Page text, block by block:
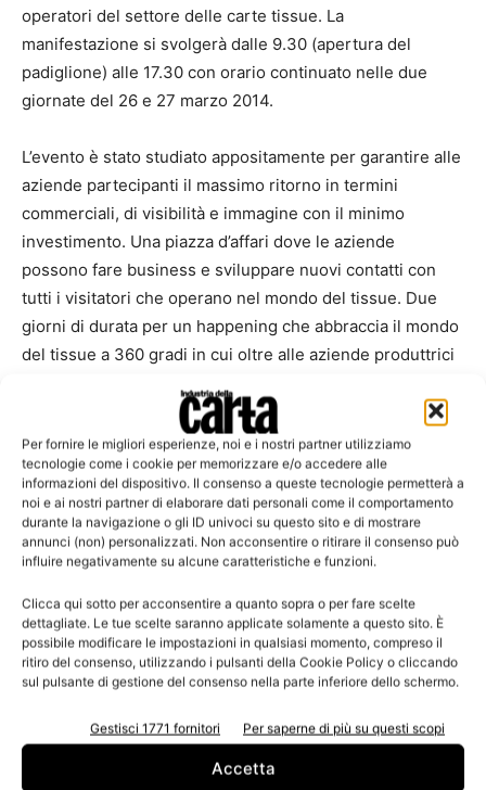
Per fornire le migliori esperienze, noi e i nostri partner utilizziamo
tecnologie come i cookie per memorizzare e/o accedere alle
informazioni del dispositivo. Il consenso a queste tecnologie permetterà a
noi e ai nostri partner di elaborare dati personali come il comportamento
durante la navigazione o gli ID univoci su questo sito e di mostrare
annunci (non) personalizzati. Non acconsentire o ritirare il consenso può
influire negativamente su alcune caratteristiche e funzioni.
Clicca qui sotto per acconsentire a quanto sopra o per fare scelte
dettagliate. Le tue scelte saranno applicate solamente a questo sito. È
possibile modificare le impostazioni in qualsiasi momento, compreso il
ritiro del consenso, utilizzando i pulsanti della Cookie Policy o cliccando
sul pulsante di gestione del consenso nella parte inferiore dello schermo.
Gestisci 1771 fornitori Per saperne di più su questi scopi
Accetta
operatori del settore delle carte tissue. La
manifestazione si svolgerà dalle 9.30 (apertura del
padiglione) alle 17.30 con orario continuato nelle due
giornate del 26 e 27 marzo 2014.
L’evento è stato studiato appositamente per garantire alle
aziende partecipanti il massimo ritorno in termini
commerciali, di visibilità e immagine con il minimo
investimento. Una piazza d’affari dove le aziende
possono fare business e sviluppare nuovi contatti con
tutti i visitatori che operano nel mondo del tissue. Due
giorni di durata per un happening che abbraccia il mondo
del tissue a 360 gradi in cui oltre alle aziende produttrici
carta tissue saranno presenti, in veste di aziende
espositrici, anche le cartiere: Miac Tissue Business Point
vuole essere infatti un punto d’incontro privilegiato, oltre
che per l’aggiornamento tecnologico, anche per la
promozione delle carte tissue e del prodotto finito.
carta tissue a tutti i livelli dell’organigramma aziendale
oltre ai buyer della grande distribuzione, grossisti e
gruppi di acquisto che avranno l’opportunità di visitare la
manifestazione. Un plus quest’ultimo ottenuto facendo
tesoro della rete dei contatti che Edinova ha maturato
organizzando da 18 anni la fiera Big Buyer di Bologna, la
storica manifestazione riservata ai grandi compratori per i